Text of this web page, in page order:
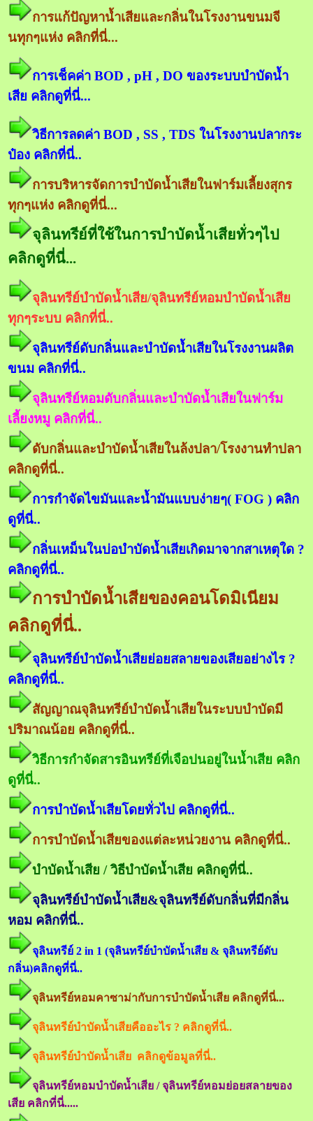
การแก้ปัญหาน้ำเสียและกลิ่นในโรงงานขนมจี
นทุกๆแห่ง คลิกที่นี่...
การเช็คค่า BOD , pH , DO ของระบบบำบัดน้ำ
เสีย คลิกดูที่นี่...
วิธีการลดค่า BOD , SS , TDS ในโรงงานปลากระ
ป๋อง คลิกที่นี่..
การบริหารจัดการบำบัดน้ำเสียในฟาร์มเลี้ยงสุกร
ทุกๆแห่ง คลิกดูที่นี่...
จุลินทรีย์ที่ใช้ในการบำบัดน้ำเสียทั่วๆไป
คลิกดูที่นี่...
จุลินทรีย์บำบัดน้ำเสีย/จุลินทรีย์หอมบำบัดน้ำเสีย
ทุกๆระบบ คลิกที่นี่..
จุลินทรีย์ดับกลิ่นและบำบัดน้ำเสียในโรงงานผลิต
ขนม คลิกที่นี่..
จุลินทรีย์หอมดับกลิ่นและบำบัดน้ำเสียในฟาร์ม
เลี้ยงหมู คลิกที่นี่..
ดับกลิ่นและบำบัดน้ำเสียในล้งปลา/โรงงานทำปลา
คลิกดูที่นี่..
การกำจัดไขมันและน้ำมันแบบง่ายๆ( FOG ) คลิก
ดูที่นี่..
กลิ่นเหม็นในบ่อบำบัดน้ำเสียเกิดมาจากสาเหตุใด ?
คลิกดูที่นี่..
การบำบัดน้ำเสียของคอนโดมิเนียม
คลิกดูที่นี่..
จุลินทรีย์บำบัดน้ำเสียย่อยสลายของเสียอย่างไร ?
คลิกดูที่นี่..
สัญญาณจุลินทรีย์บำบัดน้ำเสียในระบบบำบัดมี
ปริมาณน้อย คลิกดูที่นี่..
วิธีการกำจัดสารอินทรีย์ที่เจือปนอยู่ในน้ำเสีย คลิก
ดูที่นี่..
การบำบัดน้ำเสียโดยทั่วไป คลิกดูที่นี่..
การบำบัดน้ำเสียของแต่ละหน่วยงาน คลิกดูที่นี่..
บำบัดน้ำเสีย / วิธีบำบัดน้ำเสีย คลิกดูที่นี่..
จุลินทรีย์บำบัดน้ำเสีย&จุลินทรีย์ดับกลิ่นที่มีกลิ่น
หอม คลิกที่นี่..
จุลินทรีย์ 2 in 1 (จุลินทรีย์บำบัดน้ำเสีย & จุลินทรีย์ดับ
กลิ่น)คลิกดูที่นี่..
จุลินทรีย์หอมคาซาม่ากับการบำบัดน้ำเสีย คลิกดูที่นี่...
จุลินทรีย์บำบัดน้ำเสียคืออะไร ? คลิกดูที่นี่..
จุลินทรีย์บำบัดน้ำเสีย คลิกดูข้อมูลที่นี่..
จุลินทรีย์หอมบำบัดน้ำเสีย / จุลินทรีย์หอมย่อยสลายของ
เสีย คลิกที่นี่.....